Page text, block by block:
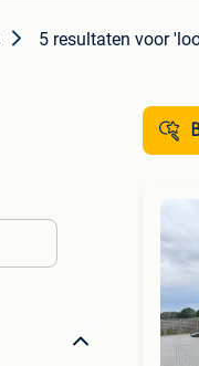
5 resultaten voor